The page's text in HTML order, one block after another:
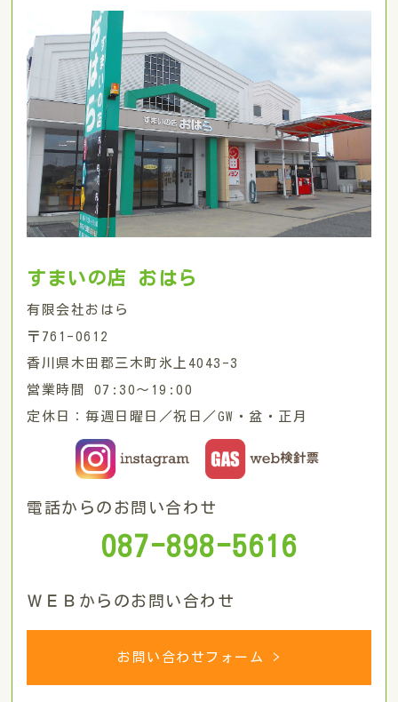
すまいの店 おはら
有限会社おはら
〒761-0612
香川県木田郡三木町氷上4043-3
営業時間 07:30〜19:00
定休日：毎週日曜日／祝日／GW・盆・正月
電話からのお問い合わせ
087-898-5616
ＷＥＢからのお問い合わせ
お問い合わせフォーム >